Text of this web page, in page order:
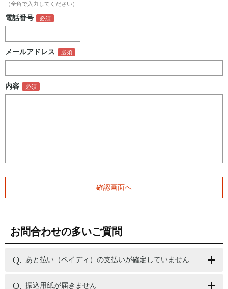
（全角で入力してください）
電話番号
メールアドレス
内容
お問合わせの多いご質問
あと払い（ペイディ）の支払いが確定していません
振込用紙が届きません